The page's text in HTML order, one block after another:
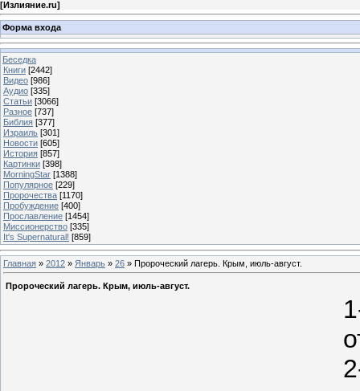
[Излияние.ru]
Форма входа
Беседка
Книги [2442]
Видео [986]
Аудио [335]
Статьи [3066]
Разное [737]
Библия [377]
Израиль [301]
Новости [605]
История [857]
Картинки [398]
MorningStar [1388]
Популярное [229]
Пророчества [1170]
Пробуждение [400]
Прославление [1454]
Миссионерство [335]
It's Supernatural! [859]
Главная » 2012 » Январь » 26 » Пророческий лагерь. Крым, июль-август.
Пророческий лагерь. Крым, июль-август.